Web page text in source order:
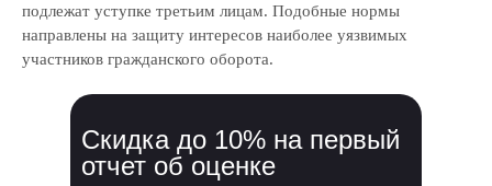
подлежат уступке третьим лицам. Подобные нормы
направлены на защиту интересов наиболее уязвимых
участников гражданского оборота.
Скидка до 10% на первый
отчет об оценке